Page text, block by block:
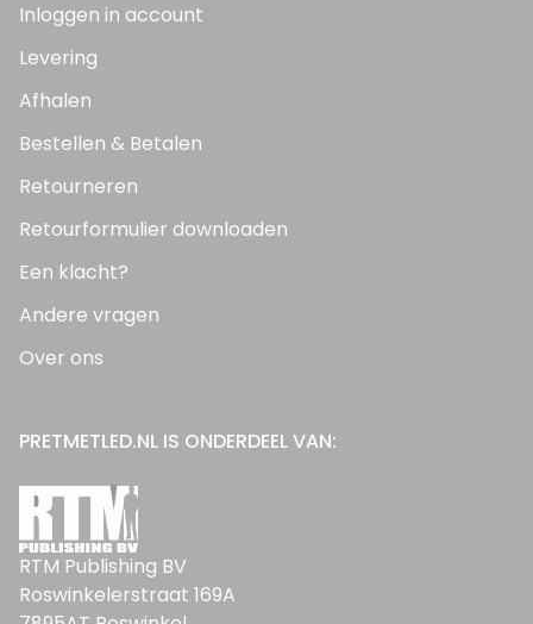
Inloggen in account
Levering
Afhalen
Bestellen & Betalen
Retourneren
Retourformulier downloaden
Een klacht?
Andere vragen
Over ons
PRETMETLED.NL IS ONDERDEEL VAN:
RTM Publishing BV
Roswinkelerstraat 169A